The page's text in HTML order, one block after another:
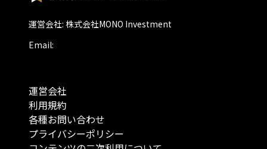
運営会社: 株式会社MONO Investment
Email:
運営会社
利用規約
各種お問い合わせ
プライバシーポリシー